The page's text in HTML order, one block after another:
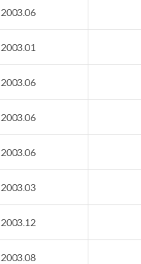
2003.06
2003.01
2003.06
2003.06
2003.06
2003.03
2003.12
2003.08